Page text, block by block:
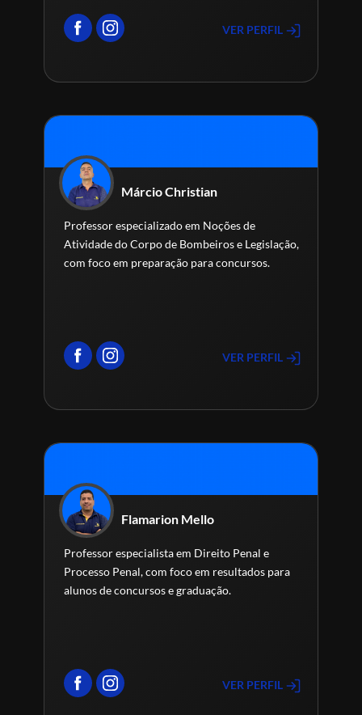
VER PERFIL
Márcio Christian
Professor especializado em Noções de
Atividade do Corpo de Bombeiros e Legislação,
com foco em preparação para concursos.
VER PERFIL
Flamarion Mello
Professor especialista em Direito Penal e
Processo Penal, com foco em resultados para
alunos de concursos e graduação.
VER PERFIL